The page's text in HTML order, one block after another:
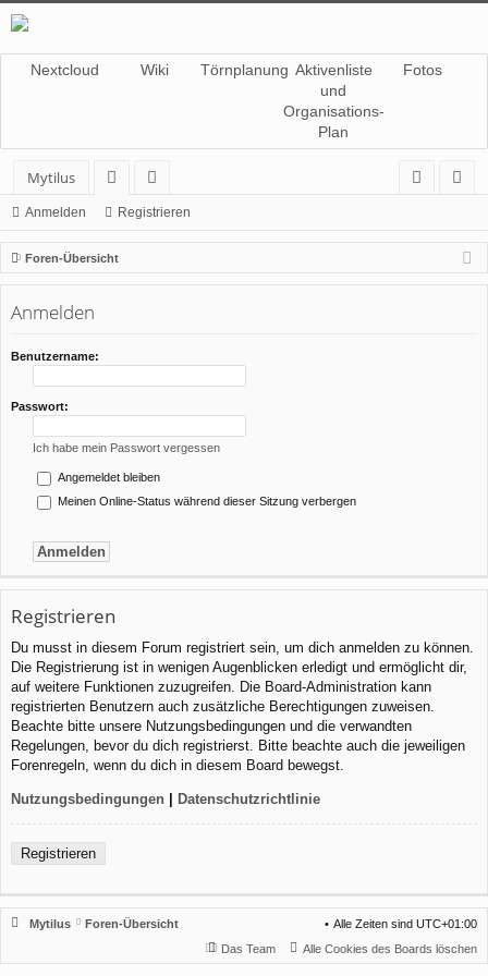
Nextcloud Wiki Törnplanung Aktivenliste
und
Organisations-
Plan
Fotos
Mytilus
or
en
itg
lie
de
m
el
ist
rie
Anmelden Registrieren
Foren-Übersicht
Anmelden
Benutzername:
Passwort:
Ich habe mein Passwort vergessen
Angemeldet bleiben
Meinen Online-Status während dieser Sitzung verbergen
Registrieren
Du musst in diesem Forum registriert sein, um dich anmelden zu können.
Die Registrierung ist in wenigen Augenblicken erledigt und ermöglicht dir,
auf weitere Funktionen zuzugreifen. Die Board-Administration kann
registrierten Benutzern auch zusätzliche Berechtigungen zuweisen.
Beachte bitte unsere Nutzungsbedingungen und die verwandten
Regelungen, bevor du dich registrierst. Bitte beachte auch die jeweiligen
Forenregeln, wenn du dich in diesem Board bewegst.
Nutzungsbedingungen | Datenschutzrichtlinie
Registrieren
Mytilus Foren-Übersicht Alle Zeiten sind UTC+01:00
Alle Cookies des Boards löschen
Das Team